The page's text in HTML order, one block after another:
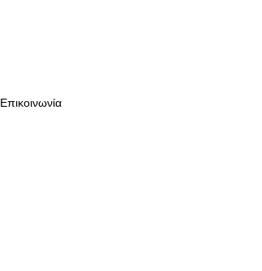
Επικοινωνία